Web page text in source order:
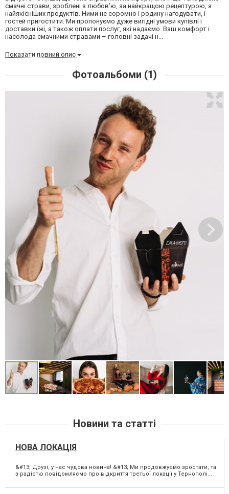
смачні страви, зроблені з любов’ю, за найкращою рецептурою, з
найякісніших продуктів. Ними не соромно і родину нагодувати, і
гостей пригостити. Ми пропонуємо дуже вигідні умови купівлі і
доставки їжі, а також оплати послуг, які надаємо. Ваш комфорт і
насолода смачними стравами – головні задачі н...
Показати повний опис
Фотоальбоми (1)
Новини та статті
НОВА ЛОКАЦІЯ
&#13; Друзі, у нас чудова новина! &#13; Ми продовжуємо зростати, та
з радістю повідомляємо про відкриття третьої локації у Тернополі...